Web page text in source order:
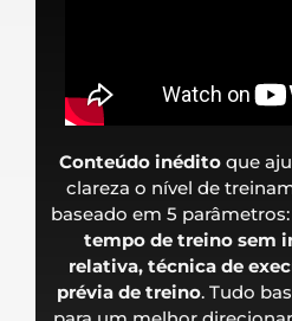
Conteúdo inédito que
clareza o nível de
baseado em 5 parâmetros:
tempo de treino sem
relativa, técnica de
prévia de treino. Tudo